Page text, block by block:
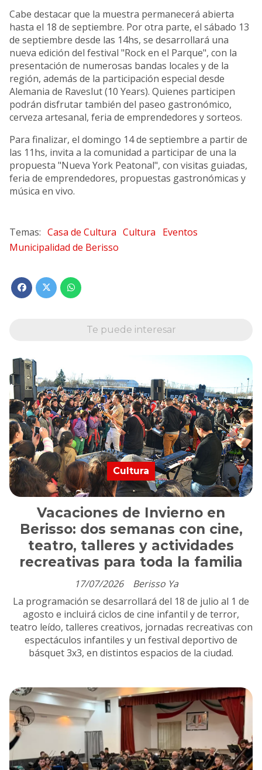
Cabe destacar que la muestra permanecerá abierta
hasta el 18 de septiembre. Por otra parte, el sábado 13
de septiembre desde las 14hs, se desarrollará una
nueva edición del festival "Rock en el Parque", con la
presentación de numerosas bandas locales y de la
región, además de la participación especial desde
Alemania de Raveslut (10 Years). Quienes participen
podrán disfrutar también del paseo gastronómico,
cerveza artesanal, feria de emprendedores y sorteos.
Para finalizar, el domingo 14 de septiembre a partir de
las 11hs, invita a la comunidad a participar de una la
propuesta "Nueva York Peatonal", con visitas guiadas,
feria de emprendedores, propuestas gastronómicas y
música en vivo.
Casa de Cultura Cultura
Eventos
Municipalidad de Berisso
Te puede interesar
Vacaciones de Invierno en
Berisso: dos semanas con cine,
teatro, talleres y actividades
recreativas para toda la familia
Berisso Ya
Cultura
17/07/2026
La programación se desarrollará del 18 de julio al 1 de
agosto e incluirá ciclos de cine infantil y de terror,
teatro leído, talleres creativos, jornadas recreativas con
espectáculos infantiles y un festival deportivo de
básquet 3x3, en distintos espacios de la ciudad.